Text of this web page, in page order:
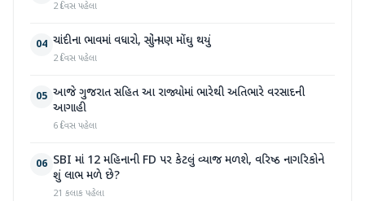
2 દિવસ પહેલા
04 ચાંદીના ભાવમાં વધારો, સોનું પણ મોંઘુ થયું
2 દિવસ પહેલા
05 આજે ગુજરાત સહિત આ રાજ્યોમાં ભારેથી અતિભારે વરસાદની
આગાહી
6 દિવસ પહેલા
06 SBI માં 12 મહિનાની FD પર કેટલું વ્યાજ મળશે, વરિષ્ઠ નાગરિકોને
શું લાભ મળે છે?
21 કલાક પહેલા